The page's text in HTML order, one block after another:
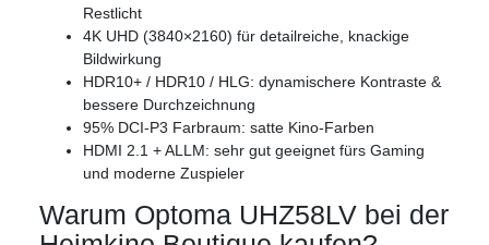
Restlicht
4K UHD (3840×2160) für detailreiche, knackige
Bildwirkung
HDR10+ / HDR10 / HLG: dynamischere Kontraste &
bessere Durchzeichnung
95% DCI-P3 Farbraum: satte Kino-Farben
HDMI 2.1 + ALLM: sehr gut geeignet fürs Gaming
und moderne Zuspieler
Warum Optoma UHZ58LV bei der